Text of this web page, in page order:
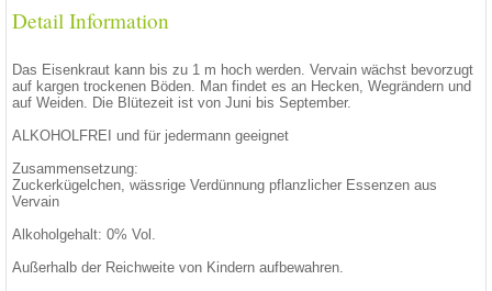
Detail Information
Das Eisenkraut kann bis zu 1 m hoch werden. Vervain wächst bevorzugt
auf kargen trockenen Böden. Man findet es an Hecken, Wegrändern und
auf Weiden. Die Blütezeit ist von Juni bis September.
ALKOHOLFREI und für jedermann geeignet
Zusammensetzung:
Zuckerkügelchen, wässrige Verdünnung pflanzlicher Essenzen aus
Vervain
Alkoholgehalt: 0% Vol.
Außerhalb der Reichweite von Kindern aufbewahren.